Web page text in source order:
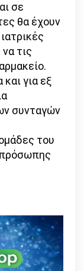
σε
θα έχουν
τις
για εξ
συνταγών
του